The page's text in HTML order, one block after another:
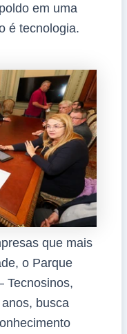
em uma
é tecnologia.
que mais
o Parque
Tecnosinos,
busca